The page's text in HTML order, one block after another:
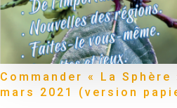
Commander « La Sphère
mars 2021 (version